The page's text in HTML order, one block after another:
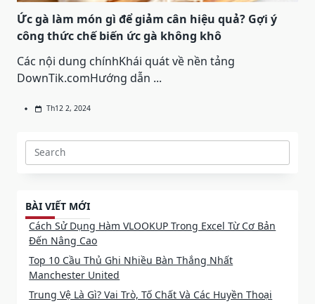
Ức gà làm món gì để giảm cân hiệu quả? Gợi ý
công thức chế biến ức gà không khô
Các nội dung chínhKhái quát về nền tảng
DownTik.comHướng dẫn ...
Th12 2, 2024
Search
BÀI VIẾT MỚI
Cách Sử Dụng Hàm VLOOKUP Trong Excel Từ Cơ Bản
Đến Nâng Cao
Top 10 Cầu Thủ Ghi Nhiều Bàn Thắng Nhất
Manchester United
Trung Vệ Là Gì? Vai Trò, Tố Chất Và Các Huyền Thoại